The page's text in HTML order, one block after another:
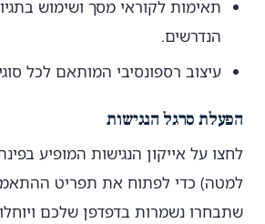
הנדרשים.
עיצוב רספונסיבי המותאם לכל
הפעלת סרגל הנגישות
לחצו על אייקון הנגישות המופיע
למטה) כדי לפתוח את תפריט
שתבחרו נשמרות בדפדפן שלכם